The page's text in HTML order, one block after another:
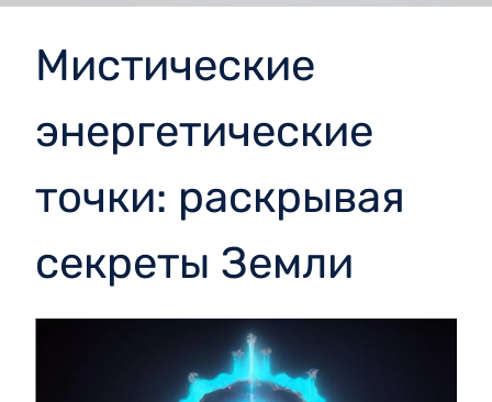
Мистические
энергетические
точки: раскрывая
секреты Земли